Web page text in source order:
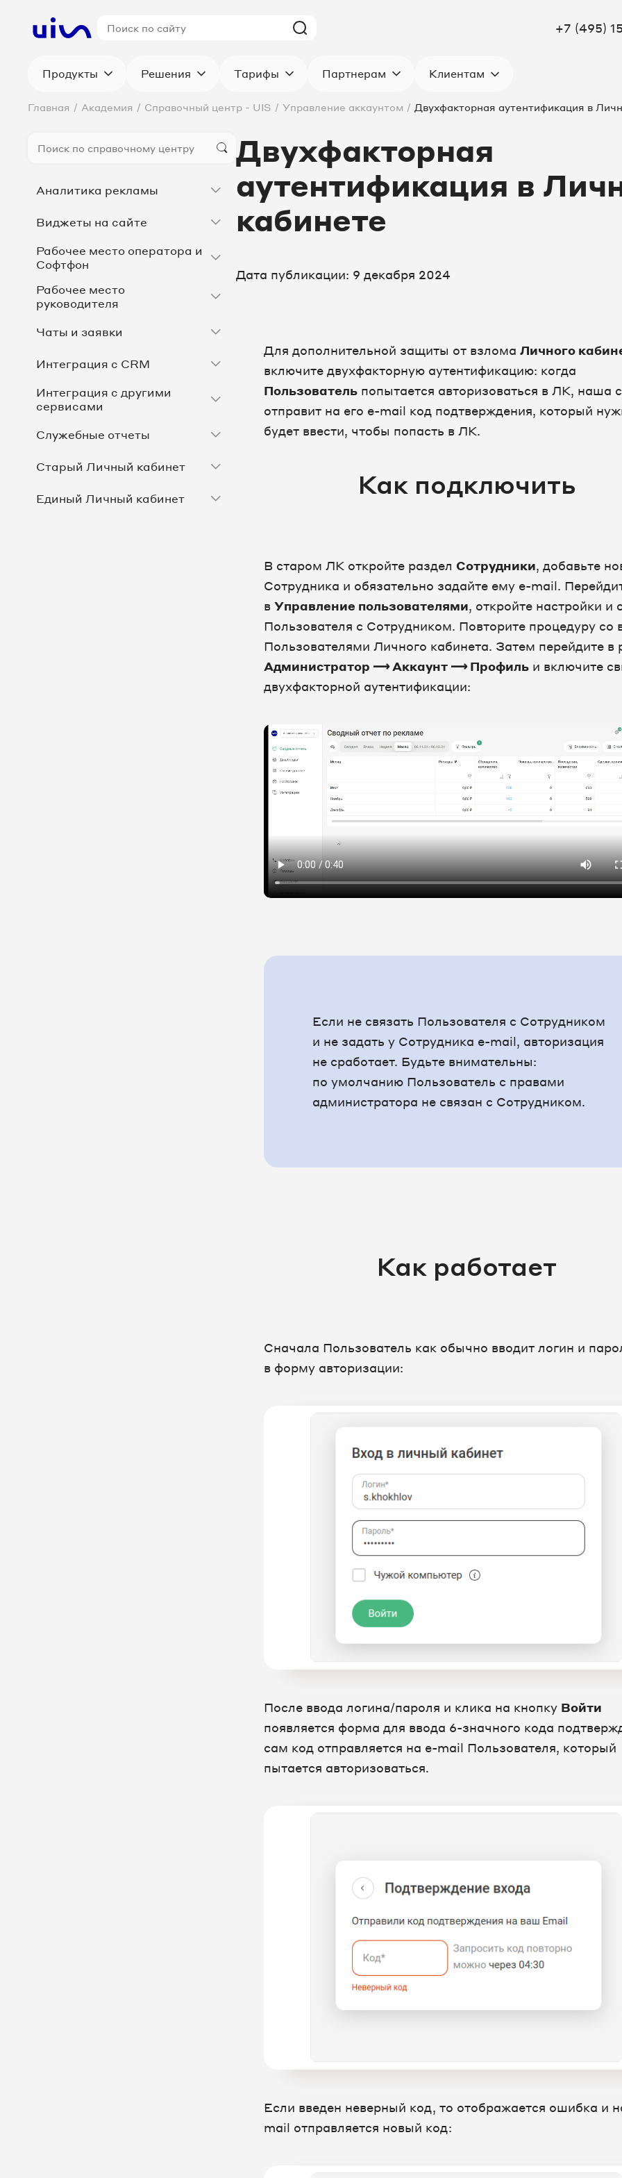
+7 (495)
Продукты Решения Тарифы Партнерам Клиентам
Главная / Академия / Справочный центр - UIS / Управление аккаунтом / Двухфакторная аутентификация в
Аналитика рекламы
Виджеты на сайте
Рабочее место оператора и
Софтфон
Рабочее место
руководителя
Чаты и заявки
Интеграция с CRM
Интеграция с другими
сервисами
Служебные отчеты
Старый Личный кабинет
Единый Личный кабинет
Двухфакторная
аутентификация в
кабинете
Дата публикации: 9 декабря 2024
Для дополнительной защиты от взлома Личного
включите двухфакторную аутентификацию: когда
Пользователь попытается авторизоваться в ЛК, наша
отправит на его e-mail код подтверждения, который
будет ввести, чтобы попасть в ЛК.
Как подключить
В старом ЛК откройте раздел Сотрудники, добавьте
Сотрудника и обязательно задайте ему e-mail.
в Управление пользователями, откройте настройки и
Пользователя с Сотрудником. Повторите процедуру со
Пользователями Личного кабинета. Затем перейдите в
Администратор ⟶ Аккаунт ⟶ Профиль и включите
двухфакторной аутентификации:
Если не связать Пользователя с Сотрудником
и не задать у Сотрудника e-mail, авторизация
не сработает. Будьте внимательны:
по умолчанию Пользователь с правами
администратора не связан с Сотрудником.
Как работает
Сначала Пользователь как обычно вводит логин и
в форму авторизации:
После ввода логина/пароля и клика на кнопку Войти
появляется форма для ввода 6-значного кода
сам код отправляется на e-mail Пользователя, который
пытается авторизоваться.
Если введен неверный код, то отображается ошибка и
mail отправляется новый код: